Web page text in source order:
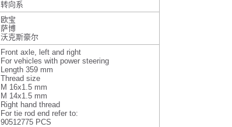
转向系
欧宝
萨博
沃克斯豪尔
Front axle, left and right
For vehicles with power steering
Length 359 mm
Thread size
M 16x1.5 mm
M 14x1.5 mm
Right hand thread
For tie rod end refer to:
90512775 PCS